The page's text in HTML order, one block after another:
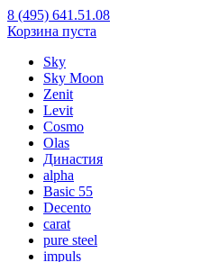
8 (495) 641.51.08
Корзина пуста
Sky
Sky Moon
Zenit
Levit
Cosmo
Olas
Династия
alpha
Basic 55
Decento
carat
pure steel
impuls